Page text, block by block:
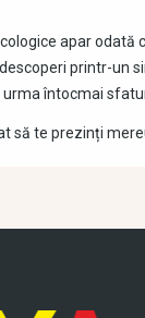
apar odată
printr-un
întocmai
să te prezinți